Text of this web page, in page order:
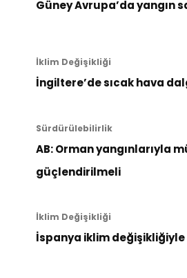
Güney Avrupa’da yangın
İklim Değişikliği
İngiltere’de sıcak hava
Sürdürülebilirlik
AB: Orman yangınlarıyla
güçlendirilmeli
İklim Değişikliği
İspanya iklim